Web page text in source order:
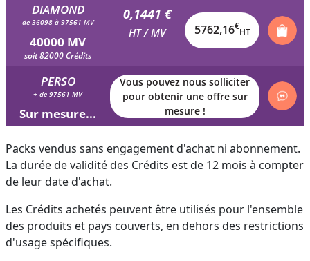
DIAMOND
de 36098 à 97561 MV
40000 MV
soit 82000 Crédits
0,1441 €
HT / MV 5762,16€
HT
PERSO
+ de 97561 MV
Sur mesure...
Vous pouvez nous solliciter
pour obtenir une offre sur
mesure !
Packs vendus sans engagement d'achat ni abonnement.
La durée de validité des Crédits est de 12 mois à compter
de leur date d'achat.
Les Crédits achetés peuvent être utilisés pour l'ensemble
des produits et pays couverts, en dehors des restrictions
d'usage spécifiques.